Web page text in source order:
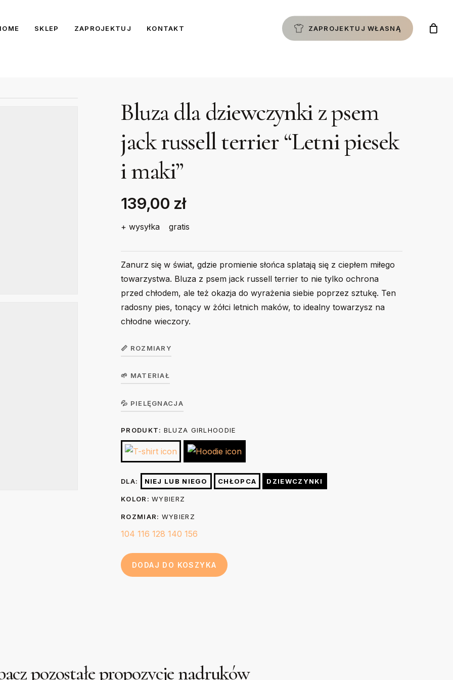
SKLEP ZAPROJEKTUJ KONTAKT ZAPROJEKTUJ WŁASNĄ
Bluza dla dziewczynki z psem
jack russell terrier “Letni piesek
i maki”
139,00 zł
+ wysyłka gratis
Zanurz się w świat, gdzie promienie słońca splatają się z ciepłem miłego
towarzystwa. Bluza z psem jack russell terrier to nie tylko ochrona
przed chłodem, ale też okazja do wyrażenia siebie poprzez sztukę. Ten
radosny pies, tonący w żółci letnich maków, to idealny towarzysz na
chłodne wieczory.
📏 ROZMIARY
Bluza dziecięca
BoyHoodie
Szerokość (A)
36
cm
40
Długość (B)
44
cm
48
cm
52
cm
56
60
🌱 MATERIAŁ
Koszulka w wersji unisex z krótkim rękawem. Okrągły dekolt z elastanem. 100% bawełna,
💦 PIELĘGNACJA
Prać na lewej stronie ręcznie lub w trybie delikatnym w 30 stopniach. Nie suszyć w
suszarce bębnowej. Prasować na lewej stronie żelazkiem o temp. do 150 stopni. Nie
nadruk prasując go przez 3-5 sekund żelazkiem o temp. do 150 stopni przez kuchenny
papier do pieczenia.
PRODUKT: BLUZA GIRLHOODIE
DLA: NIEJ LUB NIEGO CHŁOPCA DZIEWCZYNKI
KOLOR:WYBIERZ
ROZMIAR: WYBIERZ
104 116 128 140 156
DODAJ DO KOSZYKA
pozostałe propozycje nadruków